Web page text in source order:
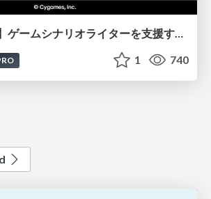
【CEDEC2026】ゲームシナリオライターを支援するAIツール開発の実践 ― 設計とプロンプトの工夫 ―
1 740